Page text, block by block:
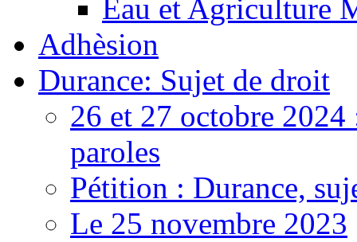
Eau et Agriculture
Adhèsion
Durance: Sujet de droit
26 et 27 octobre 2024
paroles
Pétition : Durance,
Le 25 novembre 2023